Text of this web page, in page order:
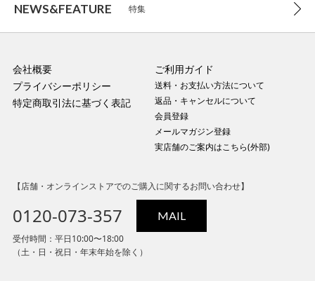
NEWS&FEATURE 特集
会社概要
プライバシーポリシー
特定商取引法に基づく表記
ご利用ガイド
送料・お支払い方法について
返品・キャンセルについて
会員登録
メールマガジン登録
実店舗のご案内はこちら(外部)
【店舗・オンラインストアでのご購入に関するお問い合わせ】
0120-073-357 MAIL
受付時間：平日10:00〜18:00
（土・日・祝日・年末年始を除く）